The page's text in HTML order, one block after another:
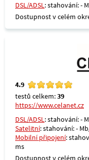
DSL/ADSL: stahování: -
Dostupnost v celém
4.9
testů celkem:39
https://www.celanet.cz
DSL/ADSL: stahování: -
Satelitní: stahování: -
Mobilní připojení:
ms
Dostupnost v celém